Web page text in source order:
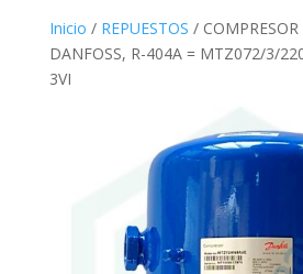
Inicio / REPUESTOS /
DANFOSS, R-404A = MTZ072/3/
3VI